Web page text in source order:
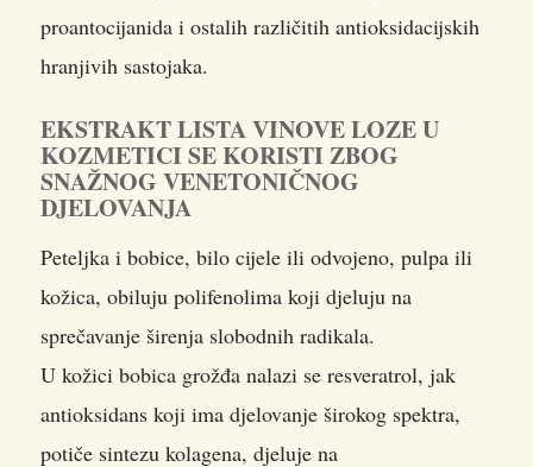
proantocijanida i ostalih različitih antioksidacijskih
hranjivih sastojaka.
EKSTRAKT LISTA VINOVE LOZE U
KOZMETICI SE KORISTI ZBOG
SNAŽNOG VENETONIČNOG
DJELOVANJA
Peteljka i bobice, bilo cijele ili odvojeno, pulpa ili
kožica, obiluju polifenolima koji djeluju na
sprečavanje širenja slobodnih radikala.
U kožici bobica grožđa nalazi se resveratrol, jak
antioksidans koji ima djelovanje širokog spektra,
potiče sintezu kolagena, djeluje na